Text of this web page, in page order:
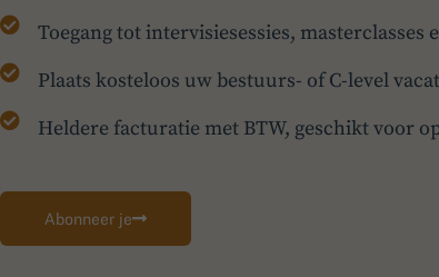
Toegang tot intervisiesessies,
Plaats kosteloos uw bestuurs- of C-level
Heldere facturatie met BTW, geschikt voor
Abonneer je